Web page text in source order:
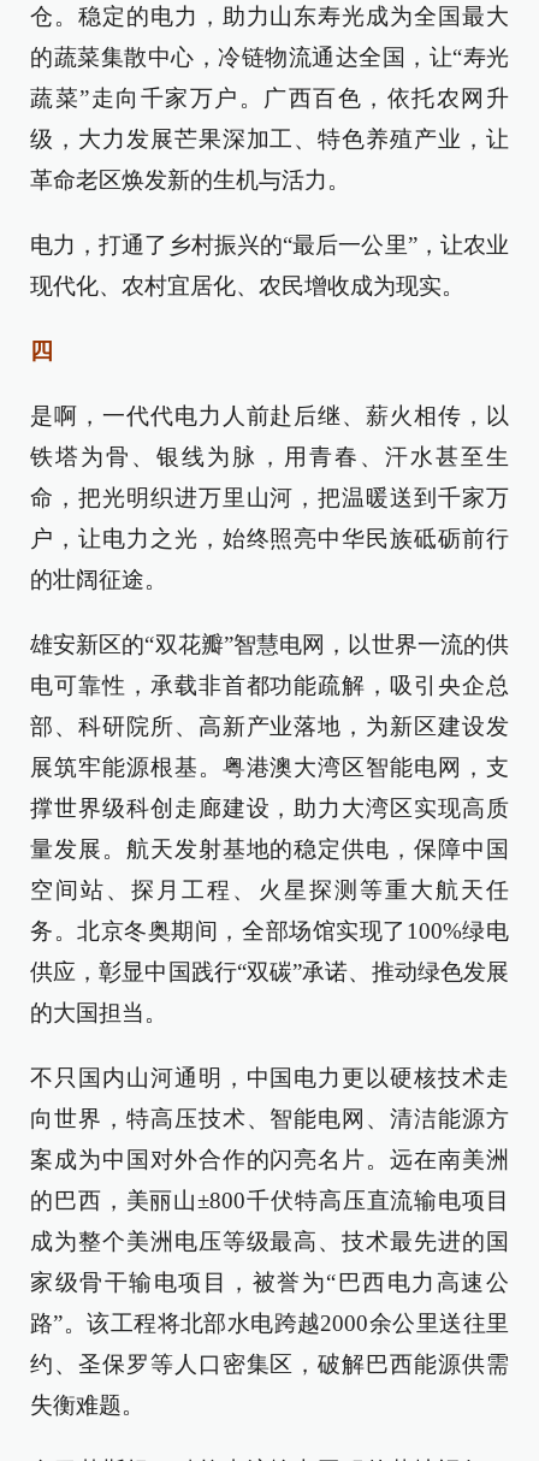
仓。稳定的电力，助力山东寿光成为全国最大
的蔬菜集散中心，冷链物流通达全国，让“寿光
蔬菜”走向千家万户。广西百色，依托农网升
级，大力发展芒果深加工、特色养殖产业，让
革命老区焕发新的生机与活力。
电力，打通了乡村振兴的“最后一公里”，让农业
现代化、农村宜居化、农民增收成为现实。
四
是啊，一代代电力人前赴后继、薪火相传，以
铁塔为骨、银线为脉，用青春、汗水甚至生
命，把光明织进万里山河，把温暖送到千家万
户，让电力之光，始终照亮中华民族砥砺前行
的壮阔征途。
雄安新区的“双花瓣”智慧电网，以世界一流的供
电可靠性，承载非首都功能疏解，吸引央企总
部、科研院所、高新产业落地，为新区建设发
展筑牢能源根基。粤港澳大湾区智能电网，支
撑世界级科创走廊建设，助力大湾区实现高质
量发展。航天发射基地的稳定供电，保障中国
空间站、探月工程、火星探测等重大航天任
务。北京冬奥期间，全部场馆实现了100%绿电
供应，彰显中国践行“双碳”承诺、推动绿色发展
的大国担当。
不只国内山河通明，中国电力更以硬核技术走
向世界，特高压技术、智能电网、清洁能源方
案成为中国对外合作的闪亮名片。远在南美洲
的巴西，美丽山±800千伏特高压直流输电项目
成为整个美洲电压等级最高、技术最先进的国
家级骨干输电项目，被誉为“巴西电力高速公
路”。该工程将北部水电跨越2000余公里送往里
约、圣保罗等人口密集区，破解巴西能源供需
失衡难题。